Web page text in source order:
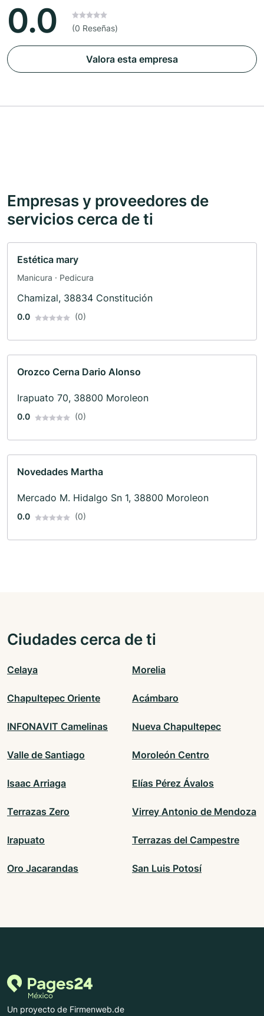
0.0 (0 Reseñas)
Valora esta empresa
Empresas y proveedores de
servicios cerca de ti
Estética mary
Manicura · Pedicura
Chamizal, 38834 Constitución
0.0 (0)
Orozco Cerna Dario Alonso
Irapuato 70, 38800 Moroleon
0.0 (0)
Novedades Martha
Mercado M. Hidalgo Sn 1, 38800 Moroleon
0.0 (0)
Ciudades cerca de ti
Celaya Morelia
Chapultepec Oriente Acámbaro
INFONAVIT Camelinas Nueva Chapultepec
Valle de Santiago Moroleón Centro
Isaac Arriaga Elías Pérez Ávalos
Terrazas Zero Virrey Antonio de Mendoza
Irapuato Terrazas del Campestre
Oro Jacarandas San Luis Potosí
Un proyecto de Firmenweb.de